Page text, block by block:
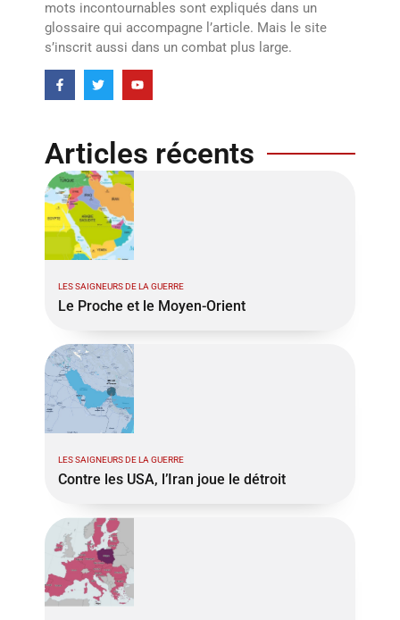
mots incontournables sont expliqués dans un
glossaire qui accompagne l’article. Mais le site
s’inscrit aussi dans un combat plus large.
Articles récents
LES SAIGNEURS DE LA GUERRE
Le Proche et le Moyen-Orient
LES SAIGNEURS DE LA GUERRE
Contre les USA, l’Iran joue le détroit